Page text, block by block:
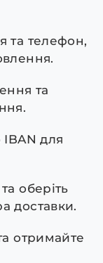
та телефон,
та
IBAN для
оберіть
доставки.
отримайте